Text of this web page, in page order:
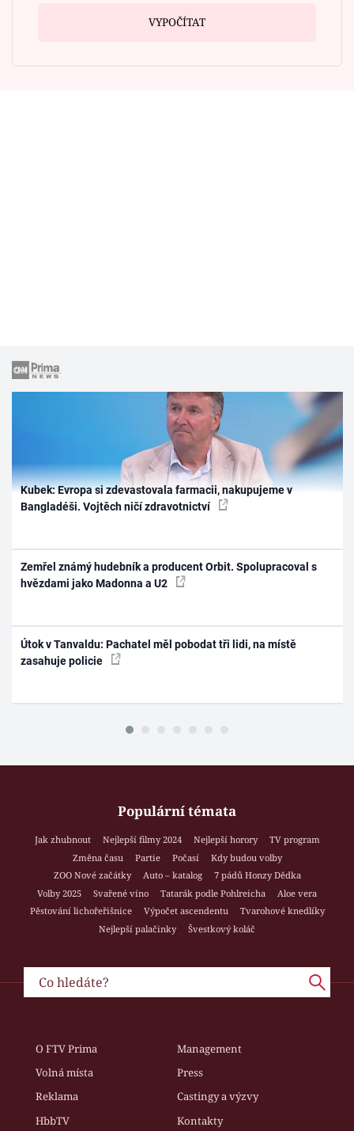
VYPOČÍTAT
Kubek: Evropa si zdevastovala farmacii, nakupujeme v
Bangladéši. Vojtěch ničí zdravotnictví
Zemřel známý hudebník a producent Orbit. Spolupracoval s
hvězdami jako Madonna a U2
Útok v Tanvaldu: Pachatel měl pobodat tři lidi, na místě
zasahuje policie
Populární témata
Jak zhubnout Nejlepší filmy 2024 Nejlepší horory
TV program
Změna času
Partie Počasí
Kdy budou volby
ZOO Nové začátky
Auto – katalog
7 pádů Honzy Dědka
Volby 2025
Svařené víno Tatarák podle Pohlreicha
Aloe vera
Pěstování lichořeřišnice
Výpočet ascendentu
Tvarohové knedlíky
Nejlepší palačinky
Švestkový koláč
O FTV Prima
Management
Volná místa
Press
Reklama
Castingy a výzvy
HbbTV
Kontakty